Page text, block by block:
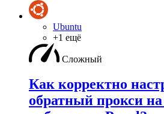
Ubuntu
+1 ещё
Сложный
Как корректно
обратный прокси